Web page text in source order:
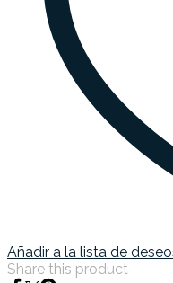
Añadir a la lista de
Share this product